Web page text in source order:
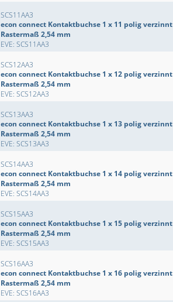
SCS11AA3
econ connect Kontaktbuchse 1 x 11 polig verzinnt
Rastermaß 2,54 mm
EVE: SCS11AA3
SCS12AA3
econ connect Kontaktbuchse 1 x 12 polig verzinnt
Rastermaß 2,54 mm
EVE: SCS12AA3
SCS13AA3
econ connect Kontaktbuchse 1 x 13 polig verzinnt
Rastermaß 2,54 mm
EVE: SCS13AA3
SCS14AA3
econ connect Kontaktbuchse 1 x 14 polig verzinnt
Rastermaß 2,54 mm
EVE: SCS14AA3
SCS15AA3
econ connect Kontaktbuchse 1 x 15 polig verzinnt
Rastermaß 2,54 mm
EVE: SCS15AA3
SCS16AA3
econ connect Kontaktbuchse 1 x 16 polig verzinnt
Rastermaß 2,54 mm
EVE: SCS16AA3